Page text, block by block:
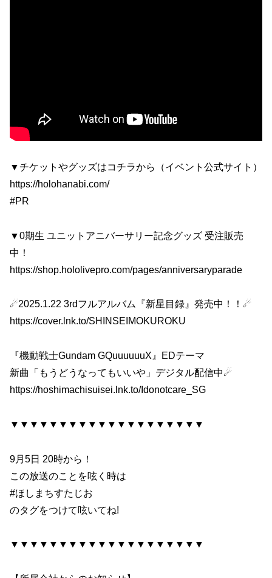
▼チケットやグッズはコチラから（イベント公式サイト）
https://holohanabi.com/
#PR
▼0期生 ユニットアニバーサリー記念グッズ 受注販売
中！
https://shop.hololivepro.com/pages/anniversaryparade
☄2025.1.22 3rdフルアルバム『新星目録』発売中！！☄
https://cover.lnk.to/SHINSEIMOKUROKU
『機動戦士Gundam GQuuuuuuX』EDテーマ
新曲「もうどうなってもいいや」デジタル配信中☄
https://hoshimachisuisei.lnk.to/Idonotcare_SG
▼▼▼▼▼▼▼▼▼▼▼▼▼▼▼▼▼▼▼▼
9月5日 20時から！
この放送のことを呟く時は
#ほしまちすたじお
のタグをつけて呟いてね!
▼▼▼▼▼▼▼▼▼▼▼▼▼▼▼▼▼▼▼▼